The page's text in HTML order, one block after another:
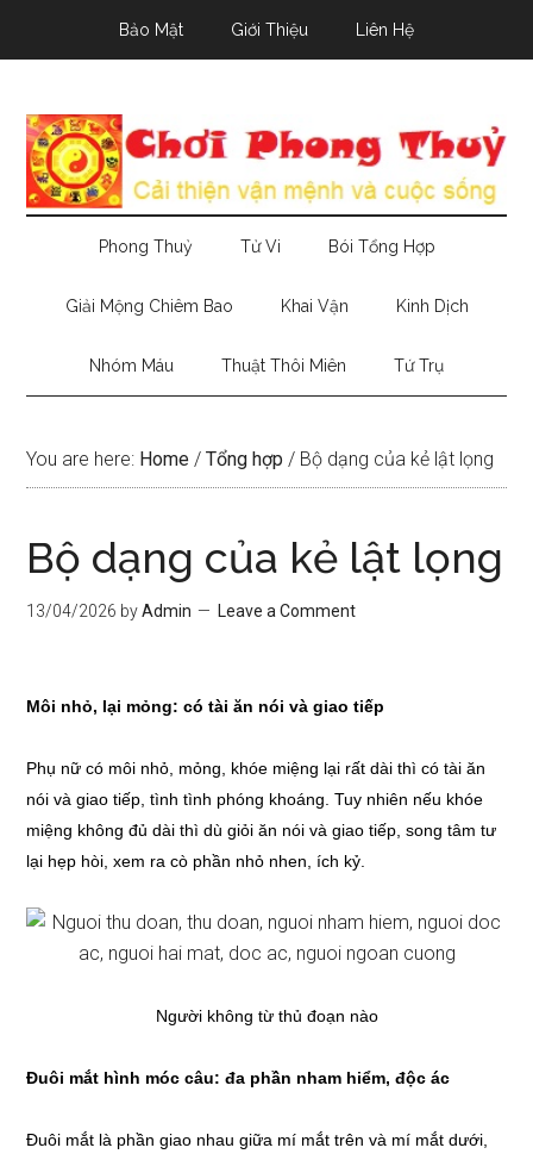
Bảo Mật Giới Thiệu Liên Hệ
Phong Thuỷ Tử Vi Bói Tổng Hợp
Giải Mộng Chiêm Bao Khai Vận Kinh Dịch
Nhóm Máu Thuật Thôi Miên Tứ Trụ
You are here: Home / Tổng hợp / Bộ dạng của kẻ lật lọng
Bộ dạng của kẻ lật lọng
13/04/2026 byAdmin Leave a Comment
Môi nhỏ, lại mỏng: có tài ăn nói và giao tiếp
Phụ nữ có môi nhỏ, mỏng, khóe miệng lại rất dài thì có tài ăn
nói và giao tiếp, tình tình phóng khoáng. Tuy nhiên nếu khóe
miệng không đủ dài thì dù giỏi ăn nói và giao tiếp, song tâm tư
lại hẹp hòi, xem ra cò phần nhỏ nhen, ích kỷ.
Người không từ thủ đoạn nào
Đuôi mắt hình móc câu: đa phần nham hiểm, độc ác
Đuôi mắt là phần giao nhau giữa mí mắt trên và mí mắt dưới,